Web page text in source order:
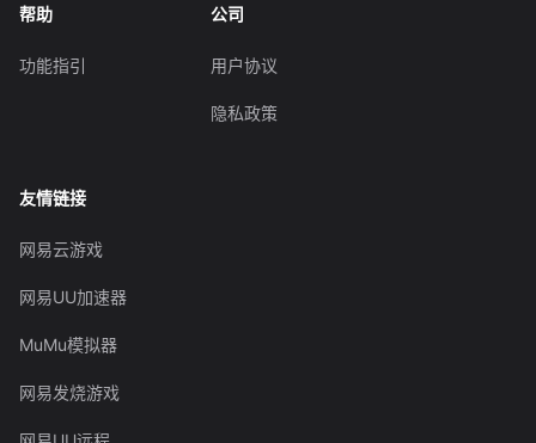
帮助
功能指引
公司
用户协议
隐私政策
友情链接
网易云游戏
网易UU加速器
MuMu模拟器
网易发烧游戏